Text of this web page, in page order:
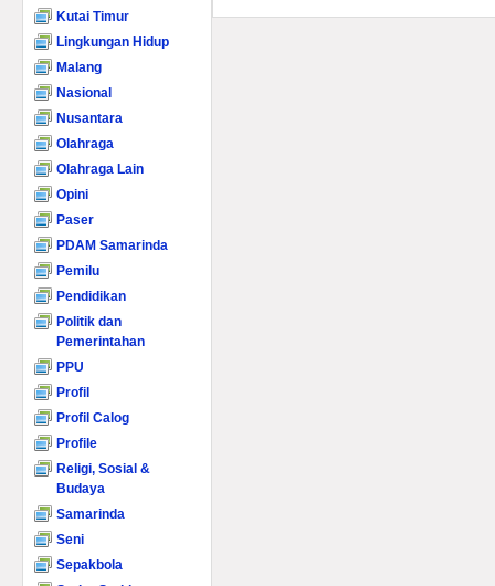
Kutai Timur
Lingkungan Hidup
Malang
Nasional
Nusantara
Olahraga
Olahraga Lain
Opini
Paser
PDAM Samarinda
Pemilu
Pendidikan
Politik dan
Pemerintahan
PPU
Profil
Profil Calog
Profile
Religi, Sosial &
Budaya
Samarinda
Seni
Sepakbola